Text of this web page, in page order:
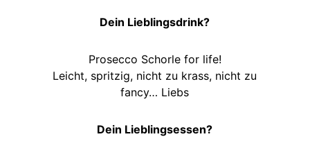
Dein Lieblingsdrink?
Prosecco Schorle for life!
Leicht, spritzig, nicht zu krass, nicht zu
fancy… Liebs
Dein Lieblingsessen?